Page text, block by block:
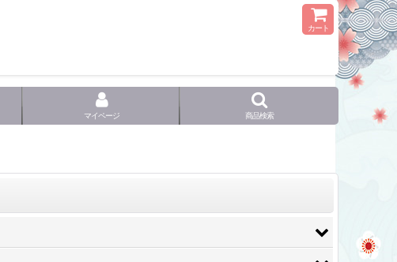
カート
マイページ 商品検索